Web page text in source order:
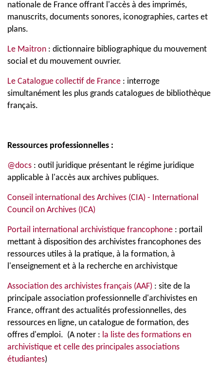
nationale de France offrant l'accès à des imprimés,
manuscrits, documents sonores, iconographies, cartes et
plans.
Le Maitron : dictionnaire bibliographique du mouvement
social et du mouvement ouvrier.
Le Catalogue collectif de France : interroge
simultanément les plus grands catalogues de bibliothèque
français.
Ressources professionnelles :
@docs : outil juridique présentant le régime juridique
applicable à l'accès aux archives publiques.
Conseil international des Archives (CIA) - International
Council on Archives (ICA)
Portail international archivistique francophone : portail
mettant à disposition des archivistes francophones des
ressources utiles à la pratique, à la formation, à
l'enseignement et à la recherche en archivistque
Association des archivistes français (AAF) : site de la
principale association professionnelle d'archivistes en
France, offrant des actualités professionnelles, des
ressources en ligne, un catalogue de formation, des
offres d'emploi. (A noter : la liste des formations en
archivistique et celle des principales associations
étudiantes)